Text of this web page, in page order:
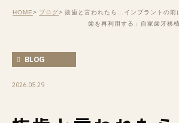
HOME ブログ
抜歯と言われたら…インプラントの前
歯を再利用する」自家歯牙移植
BLOG
2026.05.29